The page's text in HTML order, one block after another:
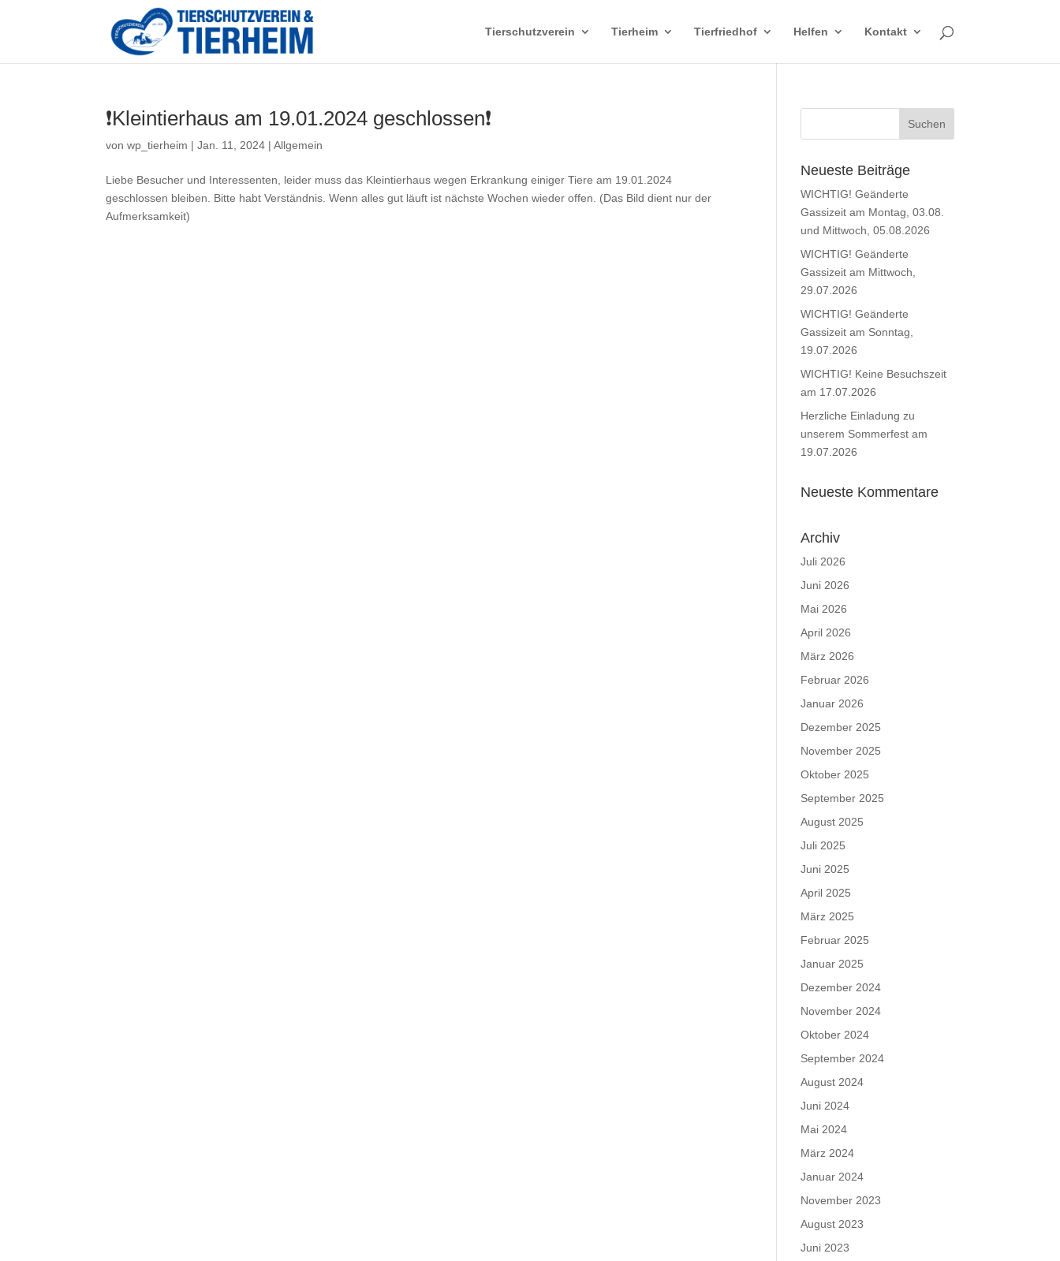
Tierschutzverein Tierheim Tierfriedhof Helfen Kontakt
❗Kleintierhaus am 19.01.2024 geschlossen❗
vonwp_tierheim |Jan. 11, 2024 |Allgemein
Liebe Besucher und Interessenten, leider muss das Kleintierhaus wegen Erkrankung einiger Tiere am 19.01.2024
geschlossen bleiben. Bitte habt Verständnis. Wenn alles gut läuft ist nächste Wochen wieder offen. (Das Bild dient nur der
Aufmerksamkeit)
Neueste Beiträge
WICHTIG! Geänderte
Gassizeit am Montag, 03.08.
und Mittwoch, 05.08.2026
WICHTIG! Geänderte
Gassizeit am Mittwoch,
29.07.2026
WICHTIG! Geänderte
Gassizeit am Sonntag,
19.07.2026
WICHTIG! Keine Besuchszeit
am 17.07.2026
Herzliche Einladung zu
unserem Sommerfest am
19.07.2026
Neueste Kommentare
Archiv
Juli 2026
Juni 2026
Mai 2026
April 2026
März 2026
Februar 2026
Januar 2026
Dezember 2025
November 2025
Oktober 2025
September 2025
August 2025
Juli 2025
Juni 2025
April 2025
März 2025
Februar 2025
Januar 2025
Dezember 2024
November 2024
Oktober 2024
September 2024
August 2024
Juni 2024
Mai 2024
März 2024
Januar 2024
November 2023
August 2023
Juni 2023